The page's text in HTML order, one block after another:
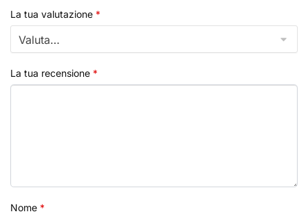
La tua valutazione *
La tua recensione *
Nome *